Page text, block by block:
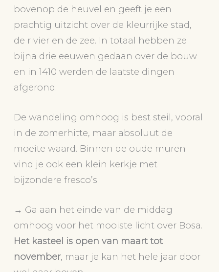
bovenop de heuvel en geeft je een
prachtig uitzicht over de kleurrijke stad,
de rivier en de zee. In totaal hebben ze
bijna drie eeuwen gedaan over de bouw
en in 1410 werden de laatste dingen
afgerond.
De wandeling omhoog is best steil, vooral
in de zomerhitte, maar absoluut de
moeite waard. Binnen de oude muren
vind je ook een klein kerkje met
bijzondere fresco’s.
→ Ga aan het einde van de middag
omhoog voor het mooiste licht over Bosa.
Het kasteel is open van maart tot
november, maar je kan het hele jaar door